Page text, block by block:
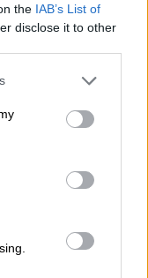
the IAB’s List of
disclose it to other
or more Google
You may click to
party tags to
in below Google